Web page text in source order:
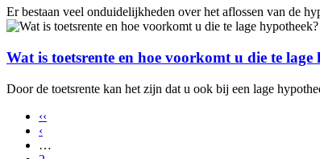
Er bestaan veel onduidelijkheden over het aflossen van de
Wat is toetsrente en hoe voorkomt u die te lage
Door de toetsrente kan het zijn dat u ook bij een lage
‹‹
‹
…